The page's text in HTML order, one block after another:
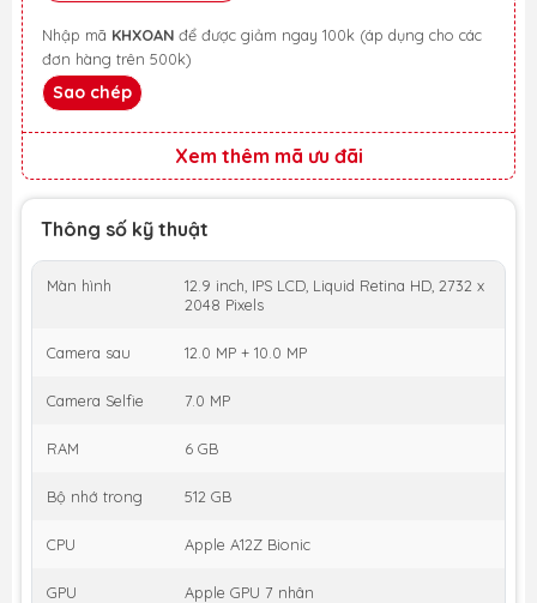
Nhập mã KHXOAN
đơn hàng trên 500k)
Sao chép
Xem thêm mã ưu đãi
Thông số kỹ thuật
Màn hình
12.9 inch, IPS LCD, Liquid Retina HD, 2732 x
2048 Pixels
Camera sau 12.0 MP + 10.0 MP
Camera Selfie 7.0 MP
RAM 6 GB
Bộ nhớ trong 512 GB
CPU Apple A12Z Bionic
GPU Apple GPU 7 nhân